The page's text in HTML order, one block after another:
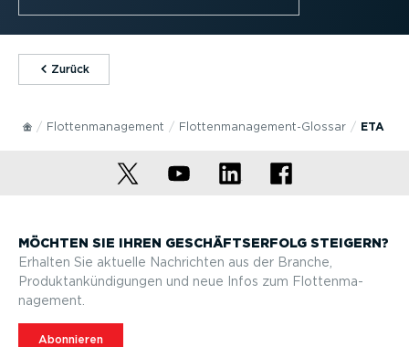
⁠Zurück
Flotten­ma­nagement Flotten­management-Glossar ETA
MÖCHTEN SIE IHREN GESCHÄFTS­ERFOLG STEIGERN?
Erhalten Sie aktuelle Nachrichten aus der Branche,
Produktan­kün­di­gungen und neue Infos zum Flotten­ma­
nagement.
Abonnieren